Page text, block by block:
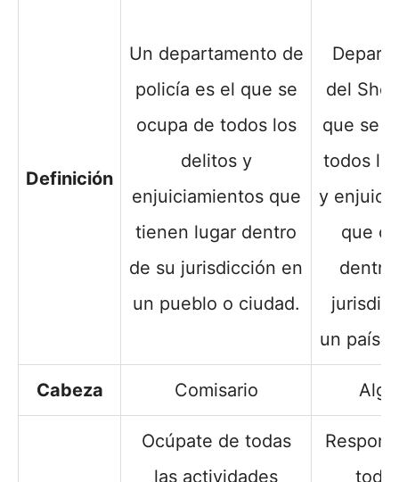
Definición
Un departamento de
policía es el que se
ocupa de todos los
delitos y
enjuiciamientos que
tienen lugar dentro
de su jurisdicción en
un pueblo o ciudad.
del
que se
todos
y
que
dentro
un país
Cabeza Comisario
Ocúpate de todas
las actividades